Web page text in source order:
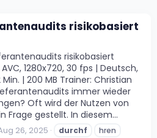
risikobasiert
risikobasiert
1280x720, 30 fps | Deutsch,
Min. | 200 MB Trainer: Christian
immer wieder
Oft wird der Nutzen von
Frage gestellt. In diesem...
26, 2025 durchf
hren